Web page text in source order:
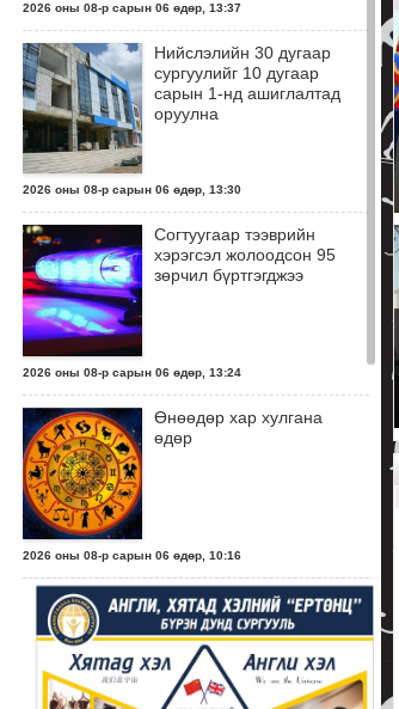
2026 оны 08-р сарын 06 өдөр, 13:37
Нийслэлийн 30 дугаар
сургуулийг 10 дугаар
сарын 1-нд ашиглалтад
оруулна
2026 оны 08-р сарын 06 өдөр, 13:30
Согтуугаар тээврийн
хэрэгсэл жолоодсон 95
зөрчил бүртгэгджээ
2026 оны 08-р сарын 06 өдөр, 13:24
Өнөөдөр хар хулгана
өдөр
2026 оны 08-р сарын 06 өдөр, 10:16